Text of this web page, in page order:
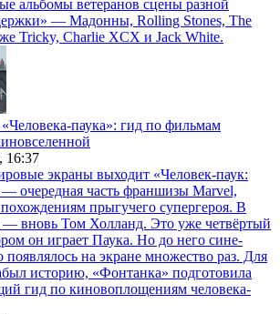
альбомы ветеранов сцены разной
— Мадонны, Rolling Stones, The
же Tricky, Charlie XCX и Jack White.
паука»: гид по фильмам
16:37
экраны выходит «Человек-паук:
очередная часть франшизы Marvel,
прыгучего супергероя. В
— вновь Том Холланд. Это уже четвёртый
он играет Паука. Но до него сине-
появлялось на экране множество раз. Для
историю, «Фонтанка» подготовила
гид по киновоплощениям человека-